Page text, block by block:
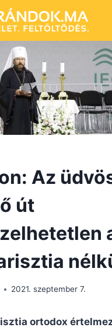
Az
út
2021. szeptember 7.
ortodox